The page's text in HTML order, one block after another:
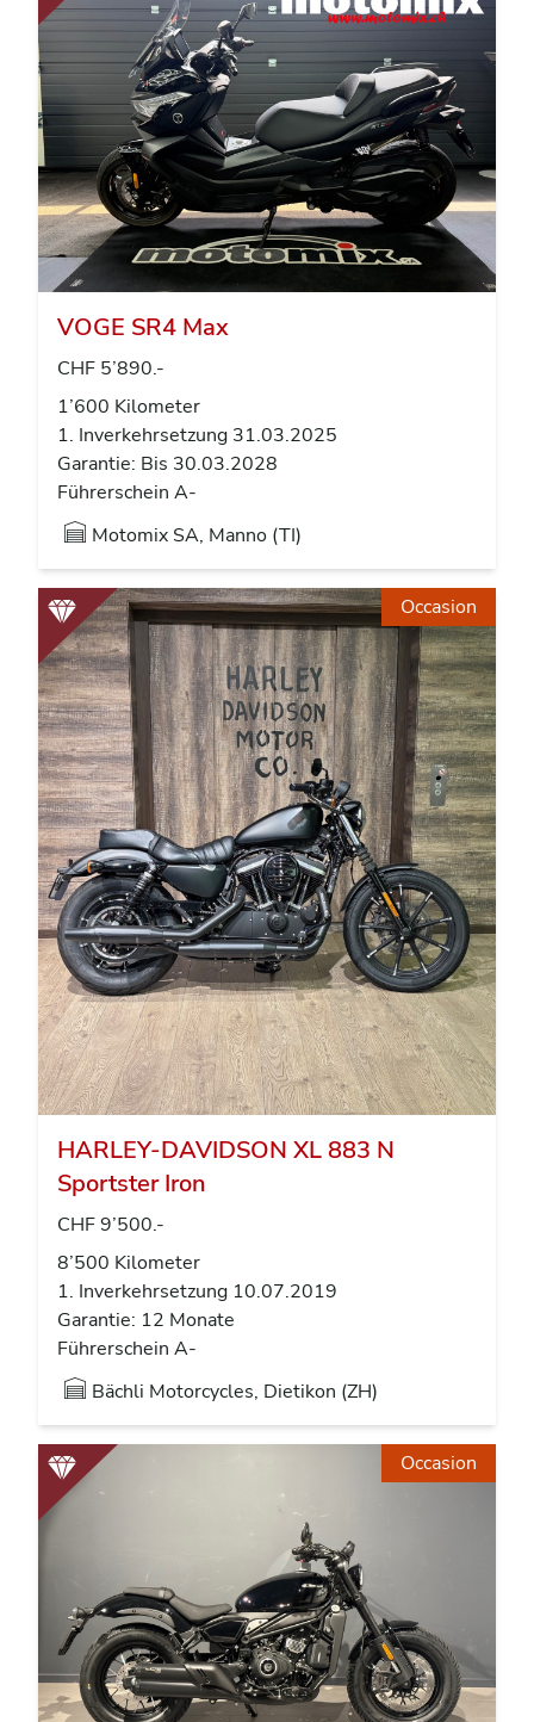
VOGE SR4 Max
CHF 5’890.-
1’600 Kilometer
1. Inverkehrsetzung 31.03.2025
Garantie: Bis 30.03.2028
Führerschein A-
Motomix SA, Manno (TI)
Occasion
HARLEY-DAVIDSON XL 883 N
Sportster Iron
CHF 9’500.-
8’500 Kilometer
1. Inverkehrsetzung 10.07.2019
Garantie: 12 Monate
Führerschein A-
Bächli Motorcycles, Dietikon (ZH)
Occasion